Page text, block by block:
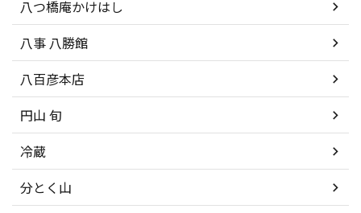
八つ橋庵かけはし
八事 八勝館
八百彦本店
円山 旬
冷蔵
分とく山